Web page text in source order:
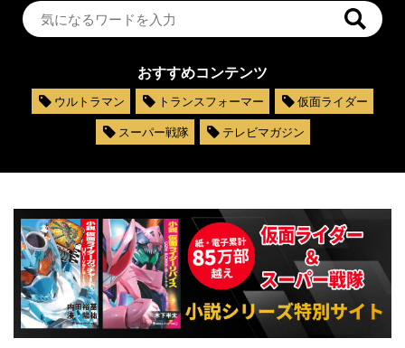
おすすめコンテンツ
ウルトラマン トランスフォーマー
仮面ライダー
スーパー戦隊
テレビマガジン